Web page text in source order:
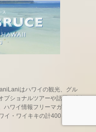
はハワイの観光、グル
プショナルツアーや話題の流行
ワイ情報フリーマガジン
イ・ワイキキの計400ヶ所以上